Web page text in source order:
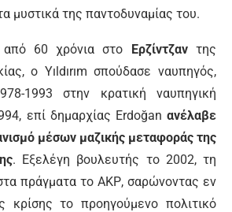
μυστικά της παντοδυναμίας του.
από 60 χρόνια στο Ερζίντζαντης
ο Yıldırım σπούδασε ναυπηγός,
1993 στην κρατική ναυπηγική
επί δημαρχίας Erdoğan ανέλαβε
μέσων μαζικής μεταφοράς της
. Εξελέγη βουλευτής το 2002, τη
πράγματα το ΑΚΡ, σαρώνοντας εν
κρίσης το προηγούμενο πολιτικό